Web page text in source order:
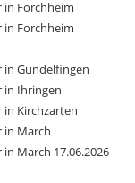
in Forchheim
in Forchheim
in Gundelfingen
in Ihringen
in Kirchzarten
in March
March 17.06.2026